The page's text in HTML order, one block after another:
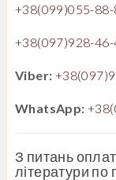
+38(099)055-88-
+38(097)928-46-
Viber:
WhatsApp:
З питань
літератури по